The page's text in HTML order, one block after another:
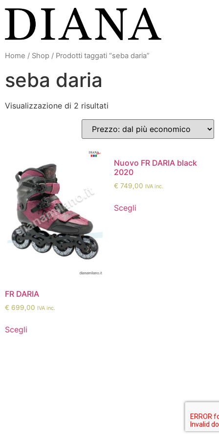
contenuto
Home / Shop / Prodotti taggati “seba daria”
seba daria
Visualizzazione di 2 risultati
FR DARIA
€ 699,00 IVA inc.
Scegli
Nuovo FR DARIA black
2020
€ 749,00 IVA inc.
Scegli